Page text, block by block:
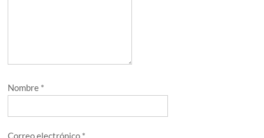
Nombre *
Correo electrónico *